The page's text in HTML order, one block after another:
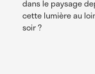
dans le paysage
cette lumière au
soir ?